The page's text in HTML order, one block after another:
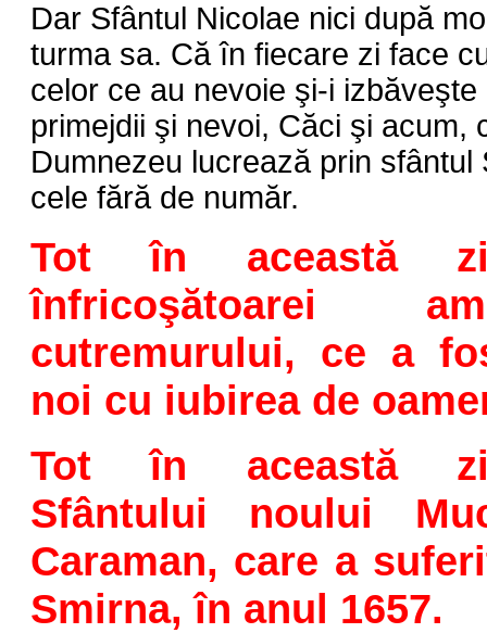
Dar Sfântul Nicolae nici după
turma sa. Că în fiecare zi face
celor ce au nevoie şi-i izbăveşte
primejdii şi nevoi, Căci şi acum,
Dumnezeu lucrează prin sfântul
cele fără de număr.
Tot în această
înfricoşătoarei
cutremurului, ce a
noi cu iubirea de
Tot în această
Sfântului noului
Caraman, care a
Smirna, în anul 1657.